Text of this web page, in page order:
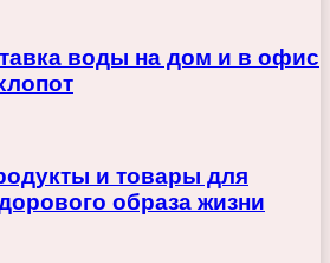
воды на дом и в офис
и товары для
образа жизни